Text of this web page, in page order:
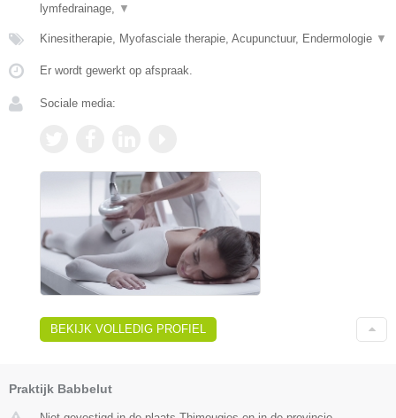
lymfedrainage,
▼
Kinesitherapie, Myofasciale therapie, Acupunctuur, Endermologie ▼
Er wordt gewerkt op afspraak.
Sociale media:
BEKIJK VOLLEDIG PROFIEL
Praktijk Babbelut